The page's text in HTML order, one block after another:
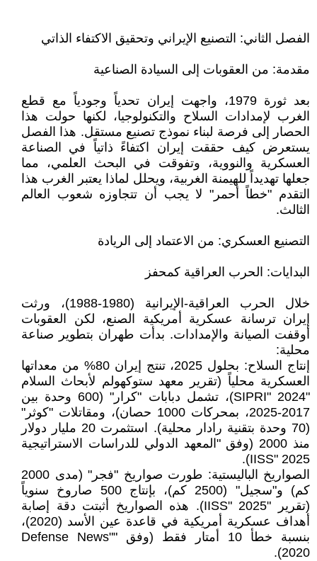
الفصل الثاني: التصنيع الإيراني وتحقيق الاكتفاء الذاتي
مقدمة: من العقوبات إلى السيادة الصناعية
بعد ثورة 1979، واجهت إيران تحدياً وجودياً مع قطع
الغرب لإمدادات السلاح والتكنولوجيا، لكنها حولت هذا
الحصار إلى فرصة لبناء نموذج تصنيع مستقل. هذا الفصل
يستعرض كيف حققت إيران اكتفاءً ذاتياً في الصناعة
العسكرية والنووية، وتفوقت في البحث العلمي، مما
جعلها تهديداً للهيمنة الغربية، ويحلل لماذا يعتبر الغرب هذا
التقدم "خطاً أحمر" لا يجب أن تتجاوزه شعوب العالم
الثالث.
التصنيع العسكري: من الاعتماد إلى الريادة
البدايات: الحرب العراقية كمحفز
خلال الحرب العراقية-الإيرانية (1980-1988)، ورثت
إيران ترسانة عسكرية أمريكية الصنع، لكن العقوبات
أوقفت الصيانة والإمدادات. بدأت طهران بتطوير صناعة
محلية:
إنتاج السلاح: بحلول 2025، تنتج إيران 80% من معداتها
العسكرية محلياً (تقرير معهد ستوكهولم لأبحاث السلام
"SIPRI" 2024)، تشمل دبابات "كرار" (600 وحدة بين
2017-2025، بمحركات 1000 حصان)، ومقاتلات "كوثر"
(70 وحدة بتقنية رادار محلية). استثمرت 20 مليار دولار
منذ 2000 (وفق "المعهد الدولي للدراسات الاستراتيجية
IISS" 2025).
الصواريخ الباليستية: طورت صواريخ "فجر" (مدى 2000
كم) و"سجيل" (2500 كم)، بإنتاج 500 صاروخ سنوياً
(تقرير "IISS" 2025). هذه الصواريخ أثبتت دقة إصابة
أهداف عسكرية أمريكية في قاعدة عين الأسد (2020)،
بنسبة خطأ 10 أمتار فقط (وفق "Defense News"
2020).